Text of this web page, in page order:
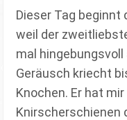
Dieser Tag
weil der
mal
Geräusch kriecht
Knochen. Er hat
Knirscherschienen